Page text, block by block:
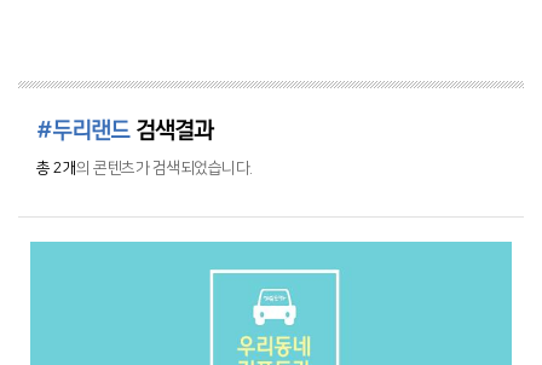
#두리랜드검색결과
총 2개의 콘텐츠가 검색되었습니다.